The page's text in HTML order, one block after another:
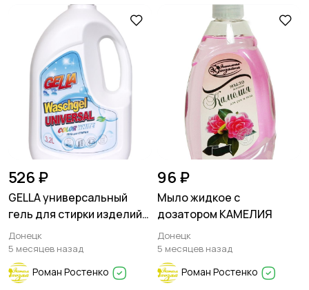
526 ₽
GELLA универсальный
гель для стирки изделий
из белых и светлых
тканей
Донецк
5 месяцев назад
Роман Ростенко
96 ₽
Мыло жидкое с
дозатором КАМЕЛИЯ
Донецк
5 месяцев назад
Роман Ростенко